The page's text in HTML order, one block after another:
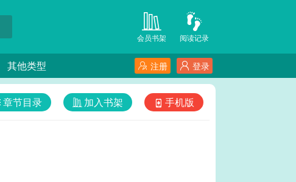
阅读记录
会员书架
其他类型 登录
注册
手机版
加入书架
章节目录